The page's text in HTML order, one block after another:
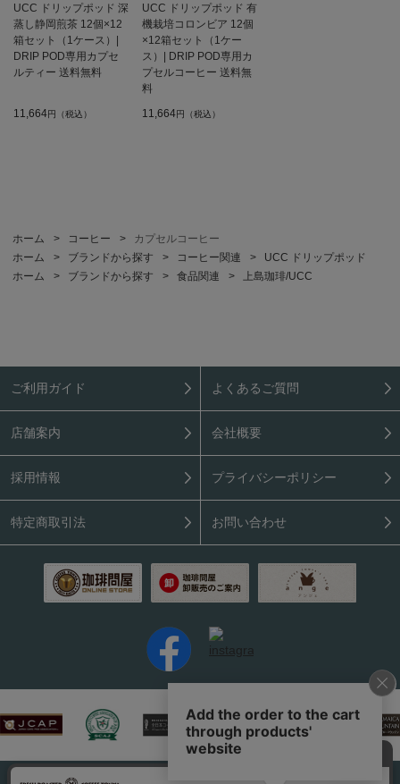
UCC ドリップポッド 深
蒸し静岡煎茶 12個×12
箱セット（1ケース）|
DRIP POD専用カプセ
ルティー 送料無料
11,664円（税込）
UCC ドリップポッド 有
機栽培コロンビア 12個
×12箱セット（1ケー
ス）| DRIP POD専用カ
プセルコーヒー 送料無
料
11,664円（税込）
ホーム > コーヒー >
カプセルコーヒー
ホーム
> ブランドから探す > コーヒー関連 >
UCC ドリップポッド
ホーム
> ブランドから探す > 食品関連 > 上島珈琲/UCC
ご利用ガイド よくあるご質問
店舗案内 会社概要
採用情報 プライバシーポリシー
特定商取引法 お問い合わせ